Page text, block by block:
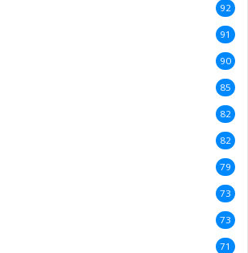
92
91
90
85
82
82
79
73
73
71